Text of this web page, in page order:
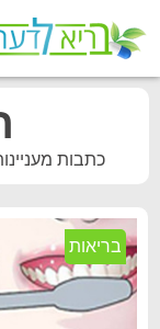
כתבות
בריאות